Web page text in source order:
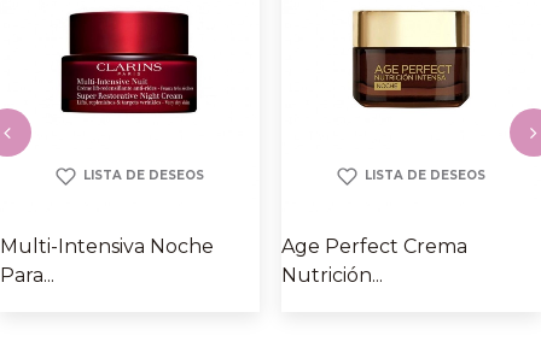
LISTA DE DESEOS
Multi-Intensiva Noche
Para...
LISTA DE DESEOS
Age Perfect Crema
Nutrición...